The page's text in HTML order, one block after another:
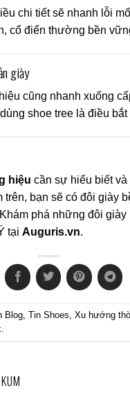
chi tiết sẽ nhanh lỗi
cổ điển thường bền
giày
cũng nhanh xuống
shoe tree là điều bắt
hiệu cần sự hiểu biết
trên, bạn sẽ có đôi giày
phá những đôi giày
tại Auguris.vn.
Blog Tin Shoes Xu hướng